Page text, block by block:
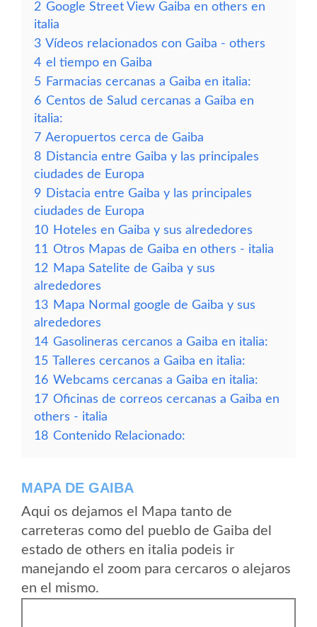
2 Google Street View Gaiba en others en
italia
3 Vídeos relacionados con Gaiba - others
4 el tiempo en Gaiba
5 Farmacias cercanas a Gaiba en italia:
6 Centos de Salud cercanas a Gaiba en
italia:
7 Aeropuertos cerca de Gaiba
8 Distancia entre Gaiba y las principales
ciudades de Europa
9 Distacia entre Gaiba y las principales
ciudades de Europa
10 Hoteles en Gaiba y sus alrededores
11 Otros Mapas de Gaiba en others - italia
12 Mapa Satelite de Gaiba y sus
alrededores
13 Mapa Normal google de Gaiba y sus
alrededores
14 Gasolineras cercanos a Gaiba en italia:
15 Talleres cercanos a Gaiba en italia:
16 Webcams cercanas a Gaiba en italia:
17 Oficinas de correos cercanas a Gaiba en
others - italia
18 Contenido Relacionado:
MAPA DE GAIBA
Aqui os dejamos el Mapa tanto de
carreteras como del pueblo de Gaiba del
estado de others en italia podeis ir
manejando el zoom para cercaros o alejaros
en el mismo.